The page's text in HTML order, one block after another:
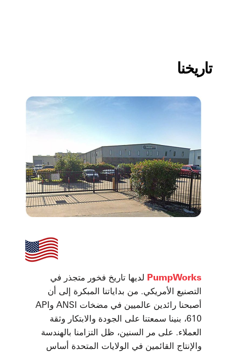
تاريخنا
PumpWorks لديها تاريخ فخور متجذر في
التصنيع الأمريكي. من بداياتنا المبكرة إلى أن
أصبحنا رائدين عالميين في مضخات ANSI وAPI
610، بنينا سمعتنا على الجودة والابتكار وثقة
العملاء. على مر السنين، ظل التزامنا بالهندسة
والإنتاج القائمين في الولايات المتحدة أساس